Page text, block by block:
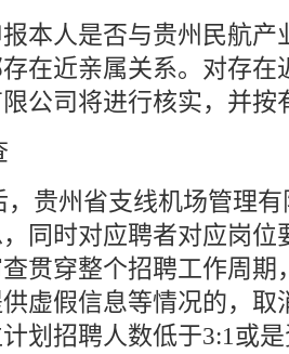
本人是否与贵州民航产
在近亲属关系。对存在
公司将进行核实，并按
贵州省支线机场管理
同时对应聘者对应岗位
贯穿整个招聘工作周期
虚假信息等情况的，取
划招聘人数低于3:1或